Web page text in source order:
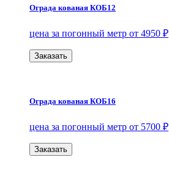
Ограда кованая КОБ12
цена за погонный метр от 4950 ₽
Заказать
Ограда кованая КОБ16
цена за погонный метр от 5700 ₽
Заказать